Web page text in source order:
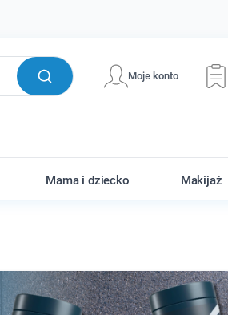
Moje konto
Mama i dziecko Makijaż